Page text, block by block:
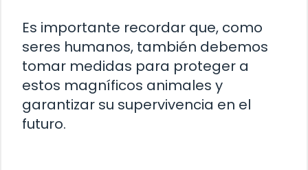
Es importante recordar que, como
seres humanos, también debemos
tomar medidas para proteger a
estos magníficos animales y
garantizar su supervivencia en el
futuro.